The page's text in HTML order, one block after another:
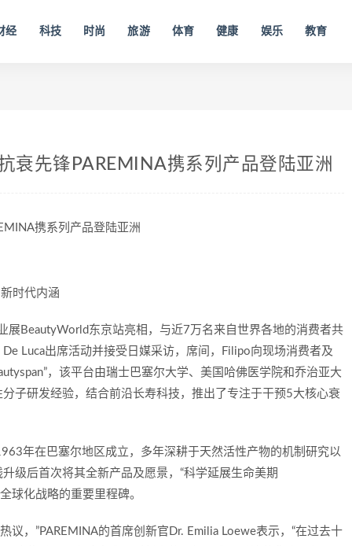
经 科技 时尚 旅游 体育 健康 娱乐 教育
衰先锋PAREMINA携系列产品登陆亚洲
携系列产品登陆亚洲
时代内涵
展BeautyWorld东京站亮相，与近7万名来自世界各地的消费者共
Luca出席活动并接受日媒采访，席间，Filipo向现场消费者及
，该平台由瑞士巴塞尔大学、美国哈佛医学院和乔治亚大
子研发经验，结合前沿长寿科技，推出了专注于干预5大核心衰
年在巴塞尔地区成立，多年深耕于天然活性产物的机制研究以
级后首次将其全新产品及愿景，“科学延展生命美期
球化战略的重要里程碑。
议，”PAREMINA的首席创新官Dr. Emilia Loewe表示，“在过去十